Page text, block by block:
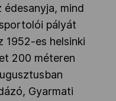
mind
pályát
1952-es helsinki
200 méteren
Gyarmati